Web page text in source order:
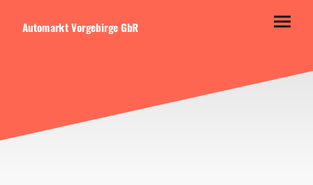
Automarkt Vorgebirge GbR